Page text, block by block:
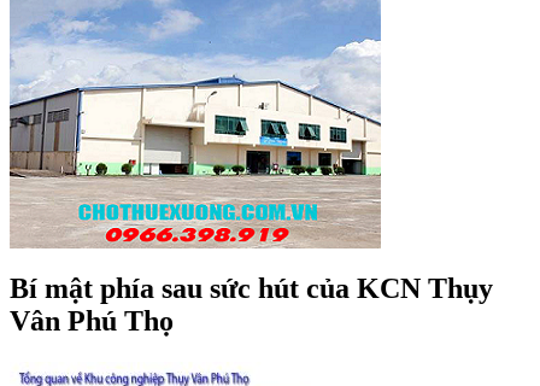
Bí mật phía sau sức hút của KCN Thụy
Vân Phú Thọ